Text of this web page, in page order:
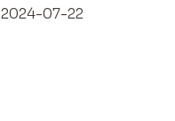
2024-07-22